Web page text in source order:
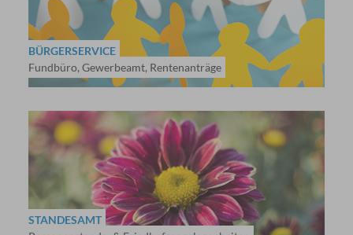
BÜRGERSERVICE
Fundbüro, Gewerbeamt, Rentenanträge
STANDESAMT